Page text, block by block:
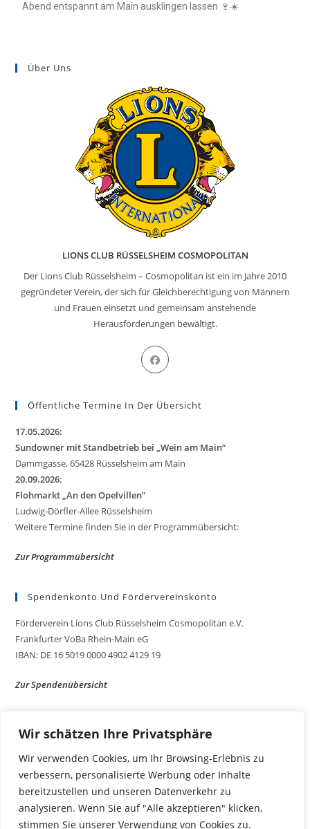
Wir schätzen Ihre Privatsphäre
Wir verwenden Cookies, um Ihr Browsing-Erlebnis zu
verbessern, personalisierte Werbung oder Inhalte
bereitzustellen und unseren Datenverkehr zu
analysieren. Wenn Sie auf "Alle akzeptieren" klicken,
stimmen Sie unserer Verwendung von Cookies zu.
Abend entspannt am Main ausklingen lassen 🍷☀️
Über Uns
LIONS CLUB RÜSSELSHEIM COSMOPOLITAN
Der Lions Club Rüsselsheim – Cosmopolitan ist ein im Jahre 2010
gegründeter Verein, der sich für Gleichberechtigung von Männern
und Frauen einsetzt und gemeinsam anstehende
Herausforderungen bewältigt.
Öffentliche Termine In Der Übersicht
17.05.2026:
Sundowner mit Standbetrieb bei „Wein am Main“
Dammgasse, 65428 Rüsselsheim am Main
20.09.2026:
Flohmarkt „An den Opelvillen”
Ludwig-Dörfler-Allee Rüsselsheim
Weitere Termine finden Sie in der Programmübersicht:
Zur Programmübersicht
Spendenkonto Und Fördervereinskonto
Förderverein Lions Club Rüsselsheim Cosmopolitan e.V.
Frankfurter VoBa Rhein-Main eG
IBAN: DE 16 5019 0000 4902 4129 19
Zur Spendenübersicht
Datenschutzerklärung
Zum Kontaktformular